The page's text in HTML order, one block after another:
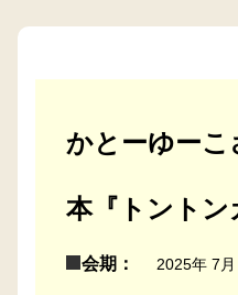
かとーゆー
本『トントン
会期： 2025年 7月